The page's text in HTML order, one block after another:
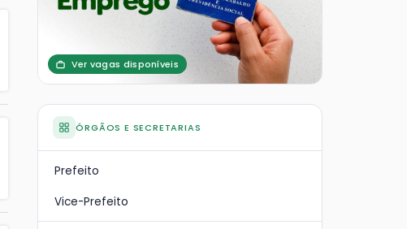
Ver vagas disponíveis
ÓRGÃOS E SECRETARIAS
Prefeito
Vice-Prefeito